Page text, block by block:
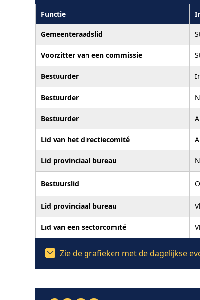
Functie
Gemeenteraadslid
Voorzitter van een commissie
Bestuurder
Bestuurder
Bestuurder
Lid van het directiecomité
Lid provinciaal bureau
Bestuurslid
Lid provinciaal bureau
Lid van een sectorcomité
Zie de grafieken met de dagelijkse